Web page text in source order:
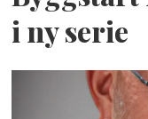
i ny serie